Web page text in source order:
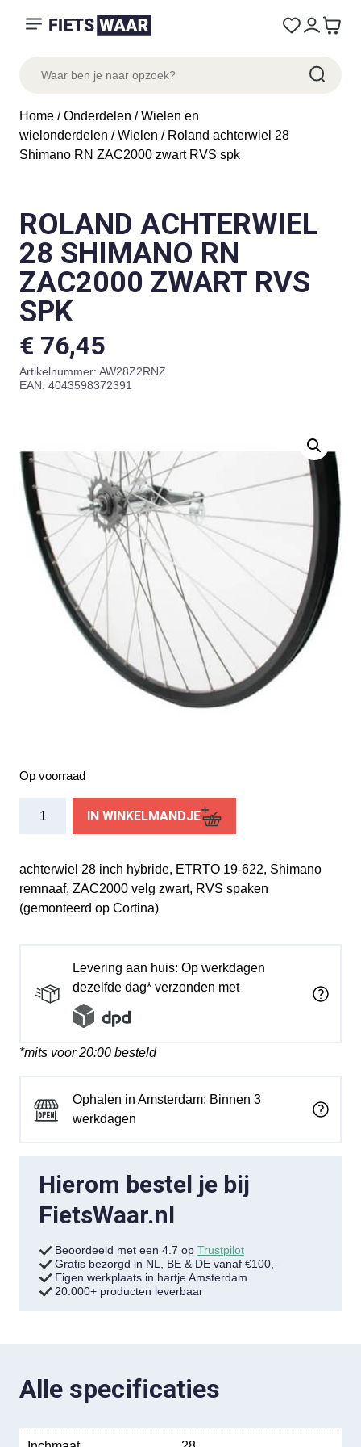
Home /Onderdelen /Wielen en
wielonderdelen /Wielen / Roland achterwiel 28
Shimano RN ZAC2000 zwart RVS spk
ROLAND ACHTERWIEL
28 SHIMANO RN
ZAC2000 ZWART RVS
SPK
€ 76,45
Artikelnummer: AW28Z2RNZ
EAN: 4043598372391
Op voorraad
Shimano
RN
ZAC2000
IN WINKELMANDJE
achterwiel 28 inch hybride, ETRTO 19-622, Shimano
remnaaf, ZAC2000 velg zwart, RVS spaken
(gemonteerd op Cortina)
Levering aan huis: Op werkdagen
dezelfde dag* verzonden met
*mits voor 20:00 besteld
Ophalen in Amsterdam: Binnen 3
werkdagen
Hierom bestel je bij
FietsWaar.nl
Beoordeeld met een 4.7 op Trustpilot
Gratis bezorgd in NL, BE & DE vanaf €100,-
Eigen werkplaats in hartje Amsterdam
20.000+ producten leverbaar
Alle specificaties